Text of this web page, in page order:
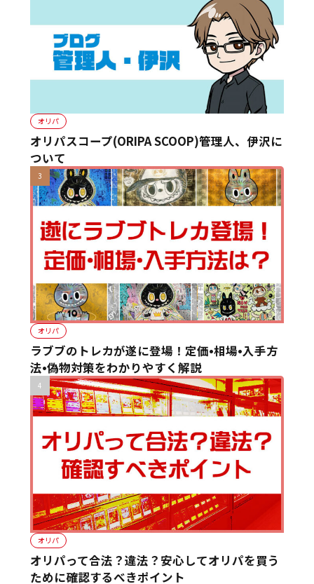
オリパ
オリパスコープ(ORIPA SCOOP)管理人、伊沢に
ついて
オリパ
ラブブのトレカが遂に登場！定価•相場•入手方
法•偽物対策をわかりやすく解説
オリパ
オリパって合法？違法？安心してオリパを買う
ために確認するべきポイント